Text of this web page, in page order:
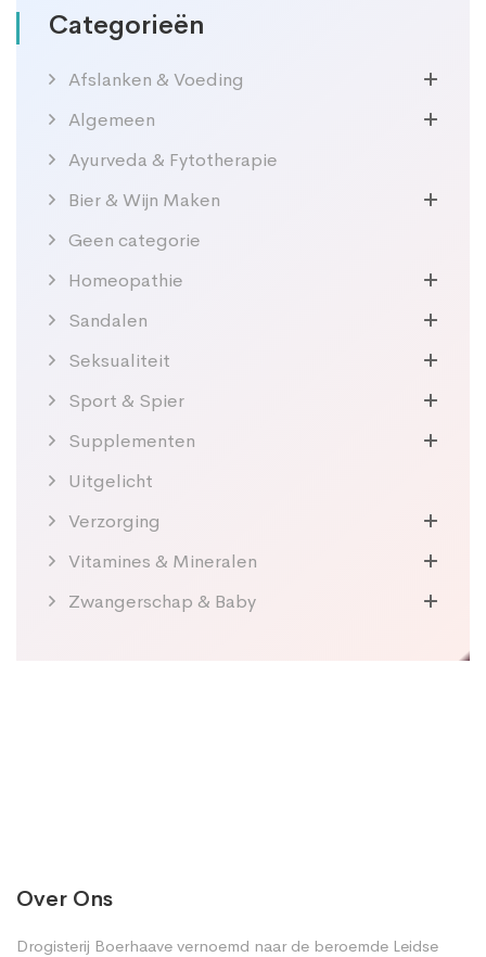
Categorieën
Afslanken & Voeding
Algemeen
Ayurveda & Fytotherapie
Bier & Wijn Maken
Geen categorie
Homeopathie
Sandalen
Seksualiteit
Sport & Spier
Supplementen
Uitgelicht
Verzorging
Vitamines & Mineralen
Zwangerschap & Baby
Over Ons
Drogisterij Boerhaave vernoemd naar de beroemde Leidse